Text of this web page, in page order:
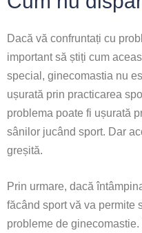
Dacă vă confruntați cu
important să știți cum
special, ginecomastia nu
ușurată prin practicarea
problema poate fi ușurată
sânilor jucând sport. Dar
greșită.
Prin urmare, dacă
făcând sport vă va permite
probleme de